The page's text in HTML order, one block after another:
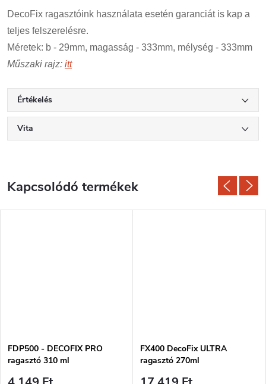
DecoFix ragasztóink használata esetén garanciát is kap a
teljes felszerelésre.
Méretek: b - 29mm, magasság - 333mm, mélység - 333mm
Műszaki rajz: itt
Értékelés
Vita
Kapcsolódó termékek
FDP500 - DECOFIX PRO
ragasztó 310 ml
FX400 DecoFix ULTRA
ragasztó 270ml